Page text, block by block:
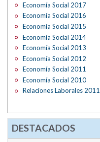
Economía Social 2017
Economía Social 2016
Economía Social 2015
Economia Social 2014
Economía Social 2013
Economía Social 2012
Economía Social 2011
Economía Social 2010
Relaciones Laborales 2011
DESTACADOS